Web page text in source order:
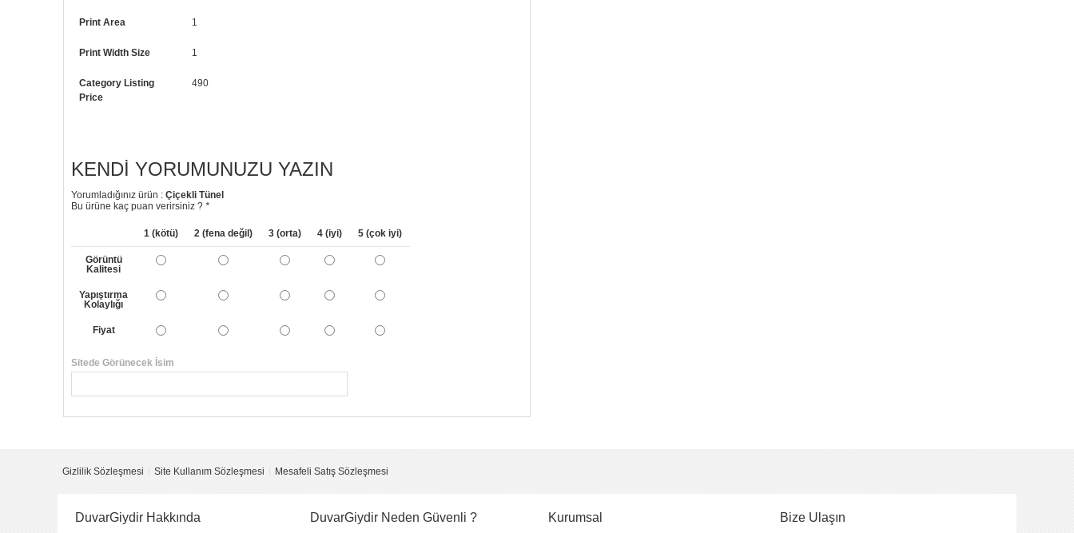
Print Area 1
Print Width Size 1
Category Listing
Price
490
KENDI YORUMUNUZU YAZIN
Yorumladığınız ürün :Çiçekli Tünel
Bu ürüne kaç puan verirsiniz ?*
1 (kötü) 2 (fena değil) 3 (orta) 4 (iyi) 5 (çok iyi)
Görüntü
Kalitesi
Yapıştırma
Kolaylığı
Fiyat
Sitede Görünecek İsim
Gizlilik Sözleşmesi Site Kullanım Sözleşmesi Mesafeli Satış Sözleşmesi
DuvarGiydir Hakkında DuvarGiydir Neden Güvenli ? Kurumsal Bize Ulaşın